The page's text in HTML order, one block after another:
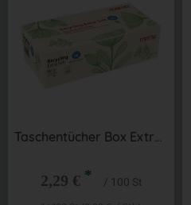
Taschentücher Box Extra Soft
2,29 € * / 100 St